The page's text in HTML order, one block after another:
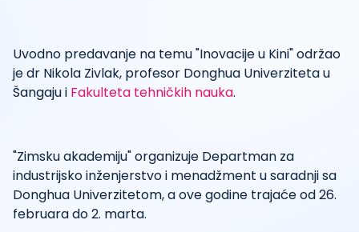
Uvodno predavanje na temu "Inovacije u Kini" održao
je dr Nikola Zivlak, profesor Donghua Univerziteta u
Šangaju i Fakulteta tehničkih nauka.
"Zimsku akademiju" organizuje Departman za
industrijsko inženjerstvo i menadžment u saradnji sa
Donghua Univerzitetom, a ove godine trajaće od 26.
februara do 2. marta.